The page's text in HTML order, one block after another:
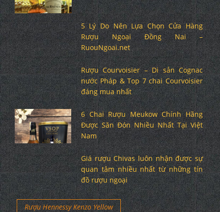
5 Lý Do Nên Lựa Chọn Cửa Hàng
Rượu Ngoại Đồng Nai –
RuouNgoai.net
Rượu Courvoisier – Di sản Cognac
nước Pháp & Top 7 chai Courvoisier
đáng mua nhất
6 Chai Rượu Meukow Chính Hãng
Được Săn Đón Nhiều Nhất Tại Việt
Nam
Giá rượu Chivas luôn nhận được sự
quan tâm nhiều nhất từ những tín
đồ rượu ngoại
Rượu Hennessy Kenzo Yellow